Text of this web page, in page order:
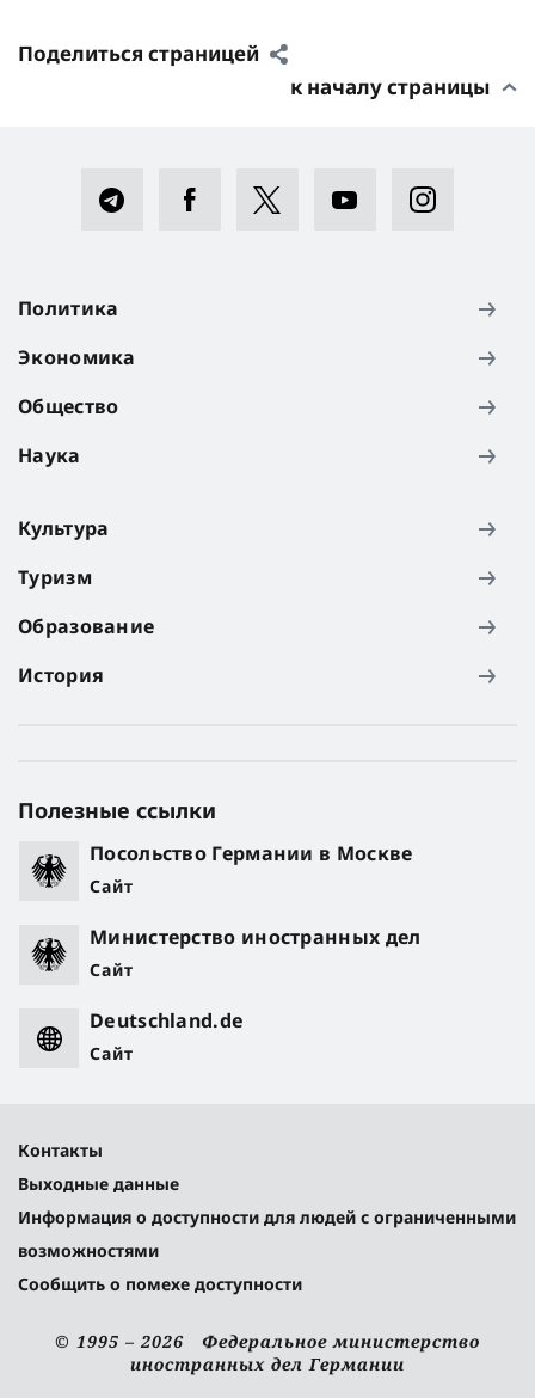
Поделиться страницей
к началу страницы
Политика
Экономика
Общество
Наука
Культура
Туризм
Образование
История
Полезные ссылки
Посольство Германии в Москве
Сайт
Министерство иностранных дел
Сайт
Deutschland.de
Сайт
Контакты
Выходные данные
Информация о доступности для людей с ограниченными
возможностями
Сообщить о помехе доступности
© 1995 – 2026 Федеральное министерство
иностранных дел Германии